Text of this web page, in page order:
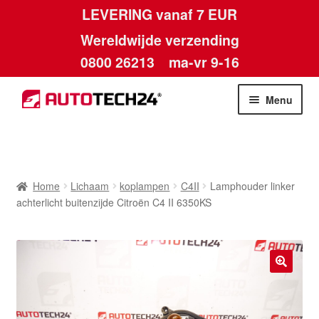
LEVERING vanaf 7 EUR
Wereldwijde verzending
0800 26213 ma-vr 9-16
Skip
to
Skip
to
Menu
Home Lichaam koplampen C4II
Lamphouder linker
achterlicht buitenzijde Citroën C4 II 6350KS